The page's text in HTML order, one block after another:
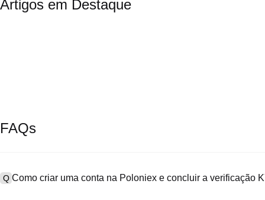
Artigos em Destaque
FAQs
Q Como criar uma conta na Poloniex e concluir a verificação